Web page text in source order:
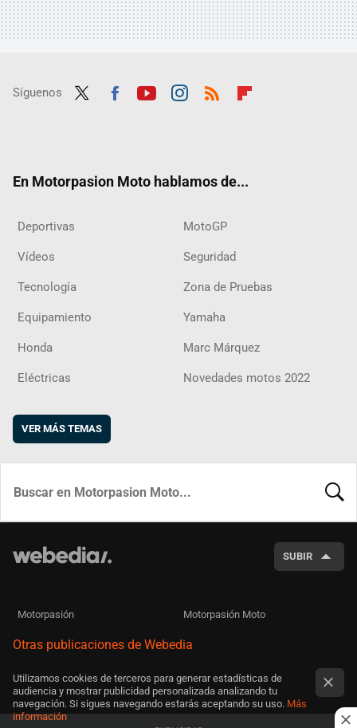
Síguenos
En Motorpasion Moto hablamos de...
Deportivas MotoGP
Vídeos Seguridad
Tecnología Zona de Pruebas
Equipamiento Yamaha
Honda Marc Márquez
Eléctricas Novedades motos 2022
VER MÁS TEMAS
SUBIR
Motorpasión Motorpasión Moto
Otras publicaciones de Webedia
Utilizamos cookies de terceros para generar estadísticas de
audiencia y mostrar publicidad personalizada analizando tu
navegación. Si sigues navegando estarás aceptando su uso. Más
información